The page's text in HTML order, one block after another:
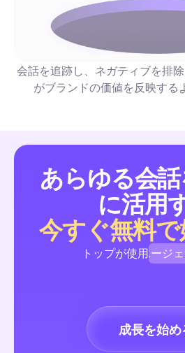
eニュースレター: クリエイ
メーションとエンゲージメ
再現性のあるソーシャルオート
ースレターの厳選リスト—DMフ
ン—が、読書時間、コスト/頻度
グ付けされています。各おすす
のワークフローが含まれています
UGCコンテンツ：2026年
トを拡大する完全自動化プレ
自動化を最優先にした初心者向
→DMフロー、モデレーションと
テンプレート、そしてKPIダッシ
材を雇うことなく、UGCキャン
会話を追跡し、ネガティブを排
がブランドの価値を反映する
あらゆる会
に活用
今すぐ無料で
トップが使用
エージェ
クリエ
エージ
成長を始め